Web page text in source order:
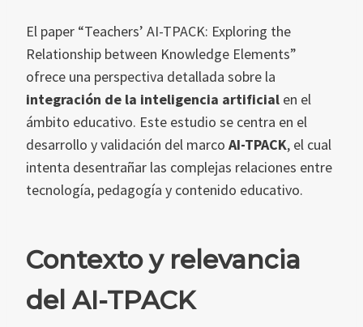
El paper “Teachers’ AI-TPACK: Exploring the
Relationship between Knowledge Elements”
ofrece una perspectiva detallada sobre la
integración de la inteligencia artificial en el
ámbito educativo. Este estudio se centra en el
desarrollo y validación del marco AI-TPACK, el cual
intenta desentrañar las complejas relaciones entre
tecnología, pedagogía y contenido educativo.
Contexto y relevancia
del AI-TPACK